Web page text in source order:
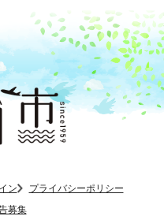
ン
プライバシーポリシー
募集